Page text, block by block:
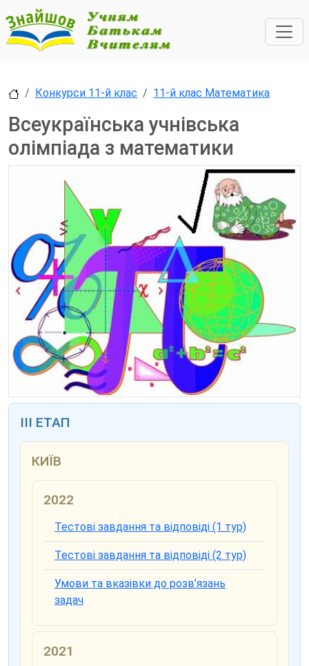
Конкурси 11-й клас 11-й клас Математика
Всеукраїнська учнівська
олімпіада з математики
ІІІ ЕТАП
КИЇВ
2022
Тестові завдання та відповіді (1 тур)
Тестові завдання та відповіді (2 тур)
Умови та вказівки до розв’язань
задач
2021